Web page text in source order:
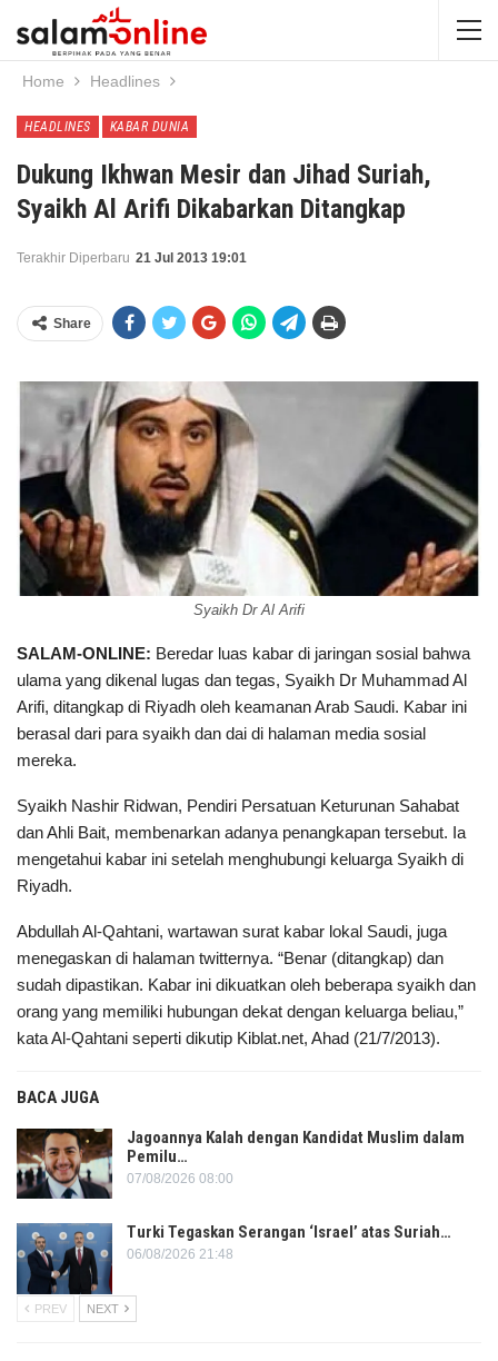
Home Headlines
HEADLINES KABAR DUNIA
Dukung Ikhwan Mesir dan Jihad Suriah,
Syaikh Al Arifi Dikabarkan Ditangkap
Terakhir Diperbaru 21 Jul 2013 19:01
Share
Syaikh Dr Al Arifi
SALAM-ONLINE: Beredar luas kabar di jaringan sosial bahwa
ulama yang dikenal lugas dan tegas, Syaikh Dr Muhammad Al
Arifi, ditangkap di Riyadh oleh keamanan Arab Saudi. Kabar ini
berasal dari para syaikh dan dai di halaman media sosial
mereka.
Syaikh Nashir Ridwan, Pendiri Persatuan Keturunan Sahabat
dan Ahli Bait, membenarkan adanya penangkapan tersebut. Ia
mengetahui kabar ini setelah menghubungi keluarga Syaikh di
Riyadh.
Abdullah Al-Qahtani, wartawan surat kabar lokal Saudi, juga
menegaskan di halaman twitternya. “Benar (ditangkap) dan
sudah dipastikan. Kabar ini dikuatkan oleh beberapa syaikh dan
orang yang memiliki hubungan dekat dengan keluarga beliau,”
kata Al-Qahtani seperti dikutip Kiblat.net, Ahad (21/7/2013).
BACA JUGA
Jagoannya Kalah dengan Kandidat Muslim dalam
Pemilu…
07/08/2026 08:00
Turki Tegaskan Serangan ‘Israel’ atas Suriah…
06/08/2026 21:48
PREV NEXT